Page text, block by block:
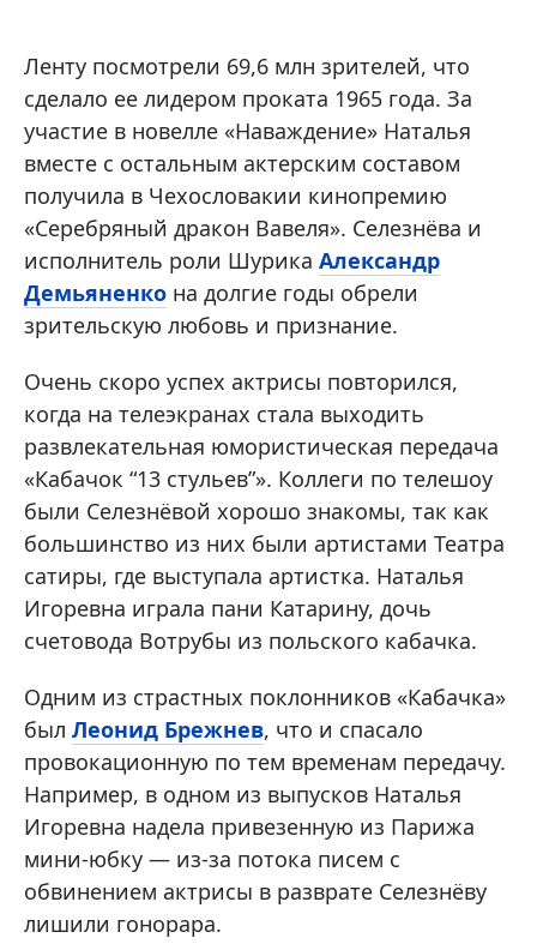
Ленту посмотрели 69,6 млн зрителей, что
сделало ее лидером проката 1965 года. За
участие в новелле «Наваждение» Наталья
вместе с остальным актерским составом
получила в Чехословакии кинопремию
«Серебряный дракон Вавеля». Селезнёва и
исполнитель роли Шурика Александр
Демьяненко на долгие годы обрели
зрительскую любовь и признание.
Очень скоро успех актрисы повторился,
когда на телеэкранах стала выходить
развлекательная юмористическая передача
«Кабачок “13 стульев”». Коллеги по телешоу
были Селезнёвой хорошо знакомы, так как
большинство из них были артистами Театра
сатиры, где выступала артистка. Наталья
Игоревна играла пани Катарину, дочь
счетовода Вотрубы из польского кабачка.
Одним из страстных поклонников «Кабачка»
был Леонид Брежнев, что и спасало
провокационную по тем временам передачу.
Например, в одном из выпусков Наталья
Игоревна надела привезенную из Парижа
мини-юбку — из-за потока писем с
обвинением актрисы в разврате Селезнёву
лишили гонорара.